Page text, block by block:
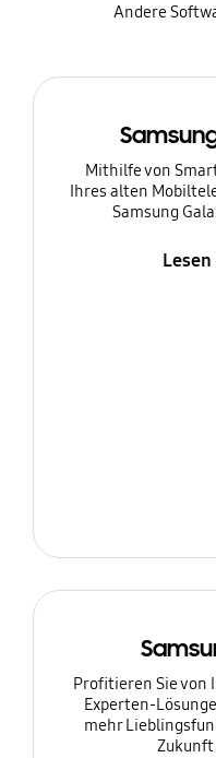
Andere
Mithilfe von
Ihres alten
Samsung
Profitieren Sie von
Experten-
mehr